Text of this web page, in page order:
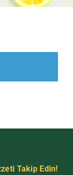
Takip Edin!